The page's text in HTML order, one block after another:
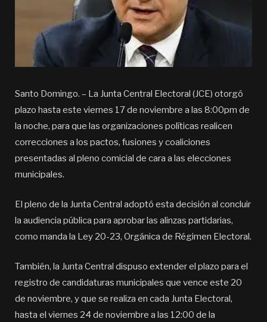
Santo Domingo. – La Junta Central Electoral (JCE) otorgó
plazo hasta este viernes 17 de noviembre a las 8:00pm de
la noche, para que las organizaciones políticas realicen
correcciones a los pactos, fusiones y coaliciones
presentadas al pleno comicial de cara a las elecciones
municipales.
El pleno de la Junta Central adoptó esta decisión al concluir
la audiencia pública para aprobar las alinzas partidarias,
como manda la Ley 20-23, Orgánica de Régimen Electoral.
También, la Junta Central dispuso extender el plazo para el
registro de candidaturas municipales que vence este 20
de noviembre, y que se realiza en cada Junta Electoral,
hasta el viernes 24 de noviembre a las 12:00 de la